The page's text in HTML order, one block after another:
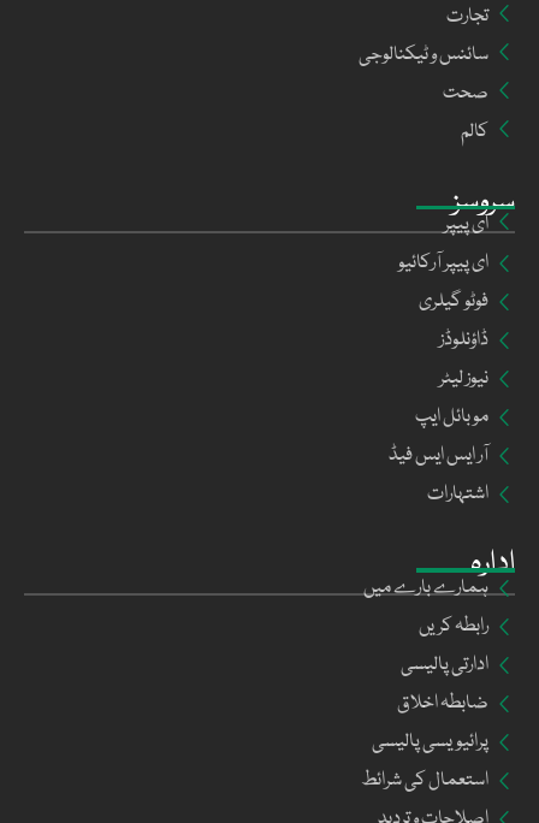
ادارہ
ہمارے بارے میں
رابطہ کریں
ادارتی پالیسی
ضابطہ اخلاق
پرائیویسی پالیسی
استعمال کی شرائط
سروسز
ای پیپر
ای پیپر آرکائیو
فوٹو گیلری
ڈاؤنلوڈز
نیوز لیٹر
موبائل ایپ
آر ایس ایس فیڈ
اشتہارات
تجارت
سائنس و ٹیکنالوجی
صحت
کالم